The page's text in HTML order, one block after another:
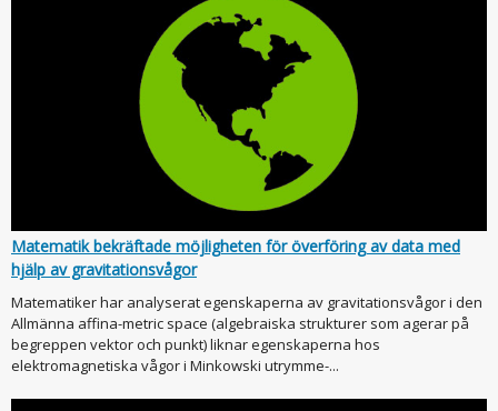
Matematik bekräftade möjligheten för överföring av data med
hjälp av gravitationsvågor
Matematiker har analyserat egenskaperna av gravitationsvågor i den
Allmänna affina-metric space (algebraiska strukturer som agerar på
begreppen vektor och punkt) liknar egenskaperna hos
elektromagnetiska vågor i Minkowski utrymme-...